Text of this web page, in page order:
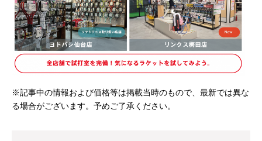
※記事中の情報および価格等は掲載当時のもので、最新では異な
る場合がございます。予めご了承ください。